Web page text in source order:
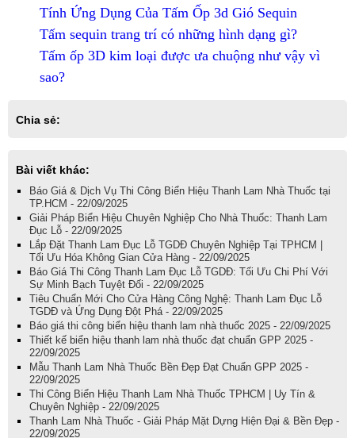
Tính Ứng Dụng Của Tấm Ốp 3d Gió Sequin
Tấm sequin trang trí có những hình dạng gì?
Tấm ốp 3D kim loại được ưa chuộng như vậy vì
sao?
Chia sẻ:
Bài viết khác:
Báo Giá & Dịch Vụ Thi Công Biển Hiệu Thanh Lam Nhà Thuốc tại
TP.HCM - 22/09/2025
Giải Pháp Biển Hiệu Chuyên Nghiệp Cho Nhà Thuốc: Thanh Lam
Đục Lỗ - 22/09/2025
Lắp Đặt Thanh Lam Đục Lỗ TGDĐ Chuyên Nghiệp Tại TPHCM |
Tối Ưu Hóa Không Gian Cửa Hàng - 22/09/2025
Báo Giá Thi Công Thanh Lam Đục Lỗ TGDĐ: Tối Ưu Chi Phí Với
Sự Minh Bạch Tuyệt Đối - 22/09/2025
Tiêu Chuẩn Mới Cho Cửa Hàng Công Nghệ: Thanh Lam Đục Lỗ
TGDĐ và Ứng Dụng Đột Phá - 22/09/2025
Báo giá thi công biển hiệu thanh lam nhà thuốc 2025 - 22/09/2025
Thiết kế biển hiệu thanh lam nhà thuốc đạt chuẩn GPP 2025 -
22/09/2025
Mẫu Thanh Lam Nhà Thuốc Bền Đẹp Đạt Chuẩn GPP 2025 -
22/09/2025
Thi Công Biển Hiệu Thanh Lam Nhà Thuốc TPHCM | Uy Tín &
Chuyên Nghiệp - 22/09/2025
Thanh Lam Nhà Thuốc - Giải Pháp Mặt Dựng Hiện Đại & Bền Đẹp -
22/09/2025